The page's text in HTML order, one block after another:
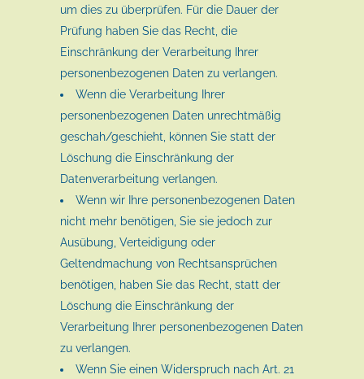
um dies zu überprüfen. Für die Dauer der
Prüfung haben Sie das Recht, die
Einschränkung der Verarbeitung Ihrer
personenbezogenen Daten zu verlangen.
Wenn die Verarbeitung Ihrer
personenbezogenen Daten unrechtmäßig
geschah/geschieht, können Sie statt der
Löschung die Einschränkung der
Datenverarbeitung verlangen.
Wenn wir Ihre personenbezogenen Daten
nicht mehr benötigen, Sie sie jedoch zur
Ausübung, Verteidigung oder
Geltendmachung von Rechtsansprüchen
benötigen, haben Sie das Recht, statt der
Löschung die Einschränkung der
Verarbeitung Ihrer personenbezogenen Daten
zu verlangen.
Wenn Sie einen Widerspruch nach Art. 21